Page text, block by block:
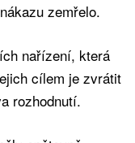
zemřelo.
nařízení, která
cílem je zvrátit
rozhodnutí.